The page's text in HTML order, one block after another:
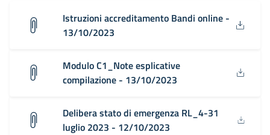
Istruzioni accreditamento Bandi online -
13/10/2023
Modulo C1_Note esplicative
compilazione - 13/10/2023
Delibera stato di emergenza RL_4-31
luglio 2023 - 12/10/2023